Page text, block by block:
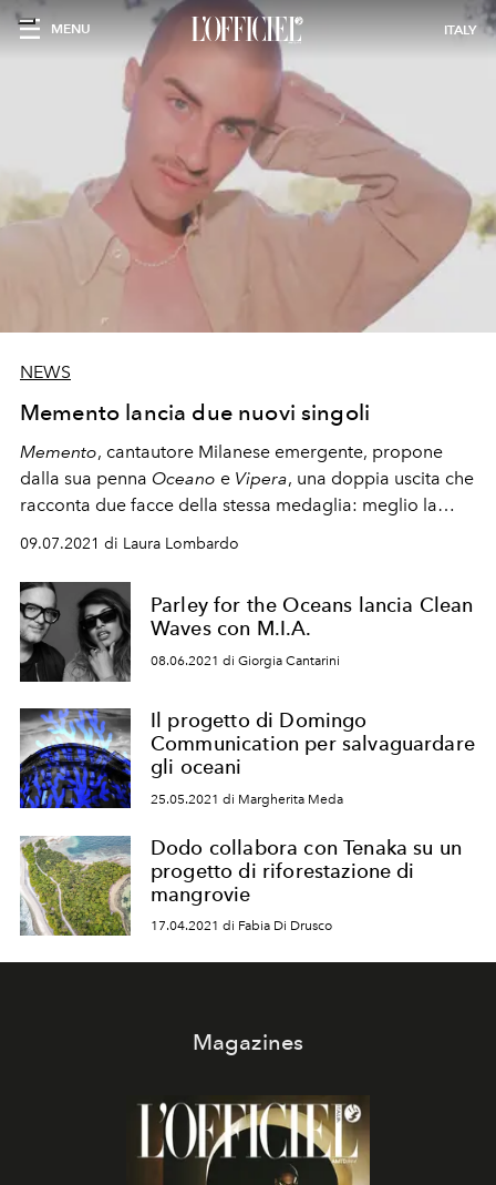
MENU ITALY
NEWS
Memento lancia due nuovi singoli
Memento, cantautore Milanese emergente, propone
dalla sua penna Oceano e Vipera, una doppia uscita che
racconta due facce della stessa medaglia: meglio la
solitudine o la compagnia?
09.07.2021 di Laura Lombardo
Parley for the Oceans lancia Clean
Waves con M.I.A.
08.06.2021 di Giorgia Cantarini
Il progetto di Domingo
Communication per salvaguardare
gli oceani
25.05.2021 di Margherita Meda
Dodo collabora con Tenaka su un
progetto di riforestazione di
mangrovie
17.04.2021 di Fabia Di Drusco
Magazines